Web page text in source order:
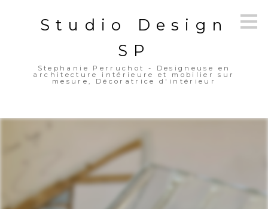
Studio Design
SP
Stephanie Perruchot - Designeuse en
architecture intérieure et mobilier sur
mesure, Décoratrice d'intérieur